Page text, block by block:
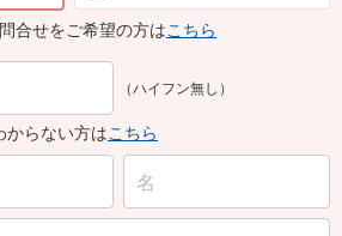
合せをご希望の方はこちら
（ハイフン無し）
からない方はこちら